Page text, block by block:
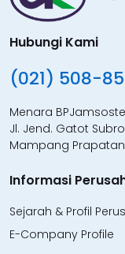
Hubungi Kami
(021) 508-
Menara
Jl. Jend. Gatot
Mampang
Informasi
Sejarah & Profil
E-Company Profile